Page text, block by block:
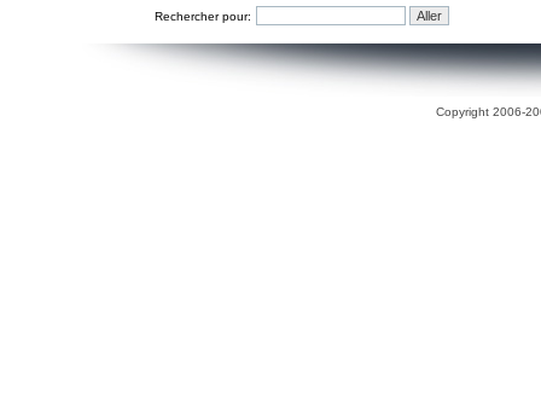
Rechercher pour:
Copyright 2006-